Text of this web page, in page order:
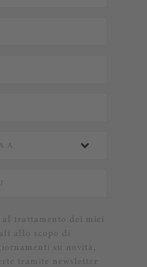
al trattamento dei miei
allo scopo di
su novità,
tramite newsletter